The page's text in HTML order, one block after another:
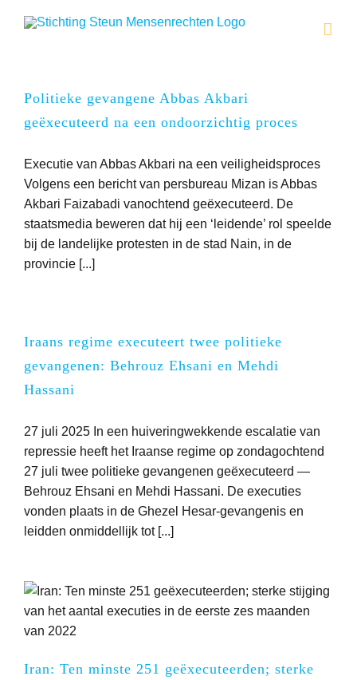
naar
Politieke gevangene Abbas Akbari
geëxecuteerd na een ondoorzichtig proces
Executie van Abbas Akbari na een veiligheidsproces
Volgens een bericht van persbureau Mizan is Abbas
Akbari Faizabadi vanochtend geëxecuteerd. De
staatsmedia beweren dat hij een ‘leidende’ rol speelde
bij de landelijke protesten in de stad Nain, in de
provincie [...]
Iraans regime executeert twee politieke
gevangenen: Behrouz Ehsani en Mehdi
Hassani
27 juli 2025 In een huiveringwekkende escalatie van
repressie heeft het Iraanse regime op zondagochtend
27 juli twee politieke gevangenen geëxecuteerd —
Behrouz Ehsani en Mehdi Hassani. De executies
vonden plaats in de Ghezel Hesar-gevangenis en
leidden onmiddellijk tot [...]
Iran: Ten minste 251 geëxecuteerden; sterke